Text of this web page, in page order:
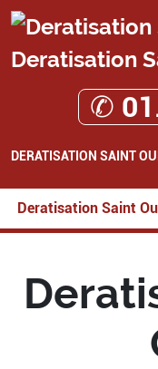
Deratisation
✆
DERATISATION SAINT
Deratisation Saint